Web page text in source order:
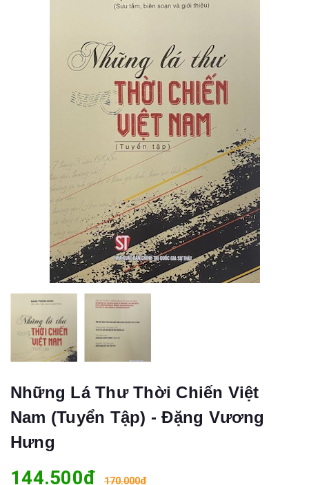
Những Lá Thư Thời Chiến Việt
Nam (Tuyển Tập) - Đặng Vương
Hưng
144.500₫ 170.000₫